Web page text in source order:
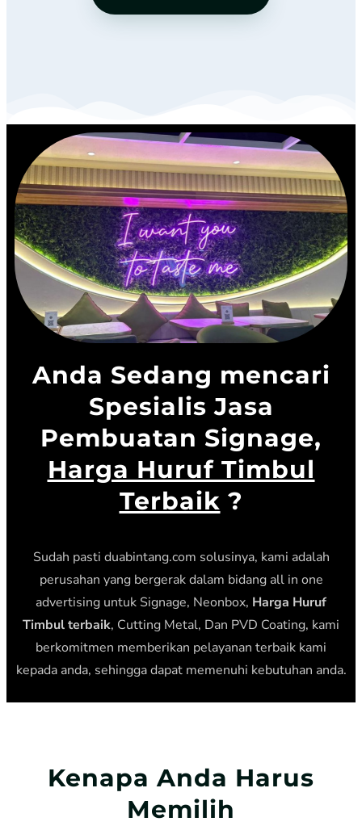
Anda Sedang mencari
Spesialis Jasa
Pembuatan Signage,
Harga Huruf Timbul
Terbaik ?
Sudah pasti duabintang.com solusinya, kami adalah
perusahan yang bergerak dalam bidang all in one
advertising untuk Signage, Neonbox, Harga Huruf
Timbul terbaik, Cutting Metal, Dan PVD Coating, kami
berkomitmen memberikan pelayanan terbaik kami
kepada anda, sehingga dapat memenuhi kebutuhan anda.
Kenapa Anda Harus
Memilih